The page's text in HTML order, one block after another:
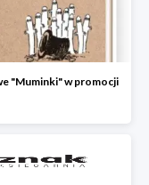
"Muminki" w promocji